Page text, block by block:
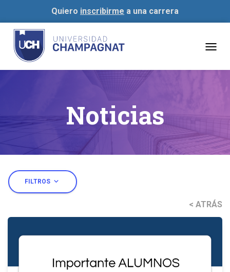
Quiero inscribirme a una carrera
Noticias
FILTROS expand_more
< ATRÁS